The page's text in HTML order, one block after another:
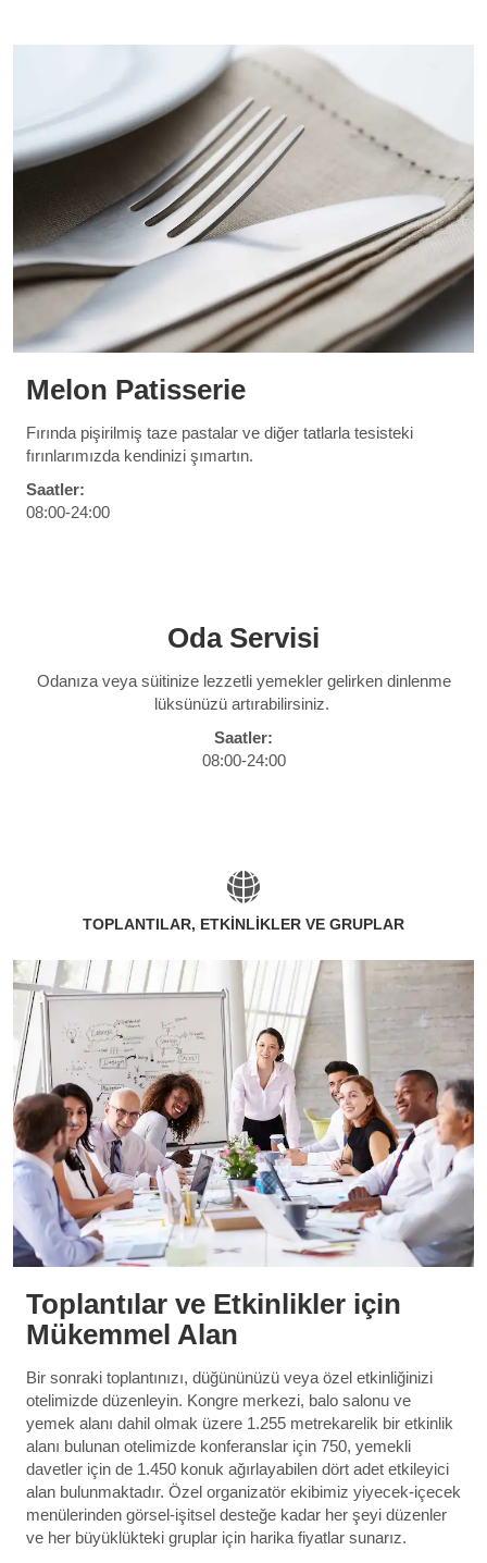
Melon Patisserie
Fırında pişirilmiş taze pastalar ve diğer tatlarla tesisteki
fırınlarımızda kendinizi şımartın.
Saatler:
08:00-24:00
Oda Servisi
Odanıza veya süitinize lezzetli yemekler gelirken dinlenme
lüksünüzü artırabilirsiniz.
Saatler:
08:00-24:00
TOPLANTILAR, ETKİNLİKLER VE GRUPLAR
Toplantılar ve Etkinlikler için
Mükemmel Alan
Bir sonraki toplantınızı, düğününüzü veya özel etkinliğinizi
otelimizde düzenleyin. Kongre merkezi, balo salonu ve
yemek alanı dahil olmak üzere 1.255 metrekarelik bir etkinlik
alanı bulunan otelimizde konferanslar için 750, yemekli
davetler için de 1.450 konuk ağırlayabilen dört adet etkileyici
alan bulunmaktadır. Özel organizatör ekibimiz yiyecek-içecek
menülerinden görsel-işitsel desteğe kadar her şeyi düzenler
ve her büyüklükteki gruplar için harika fiyatlar sunarız.